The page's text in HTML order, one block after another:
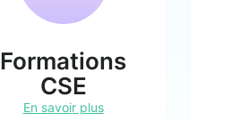
Formations
CSE
En savoir plus